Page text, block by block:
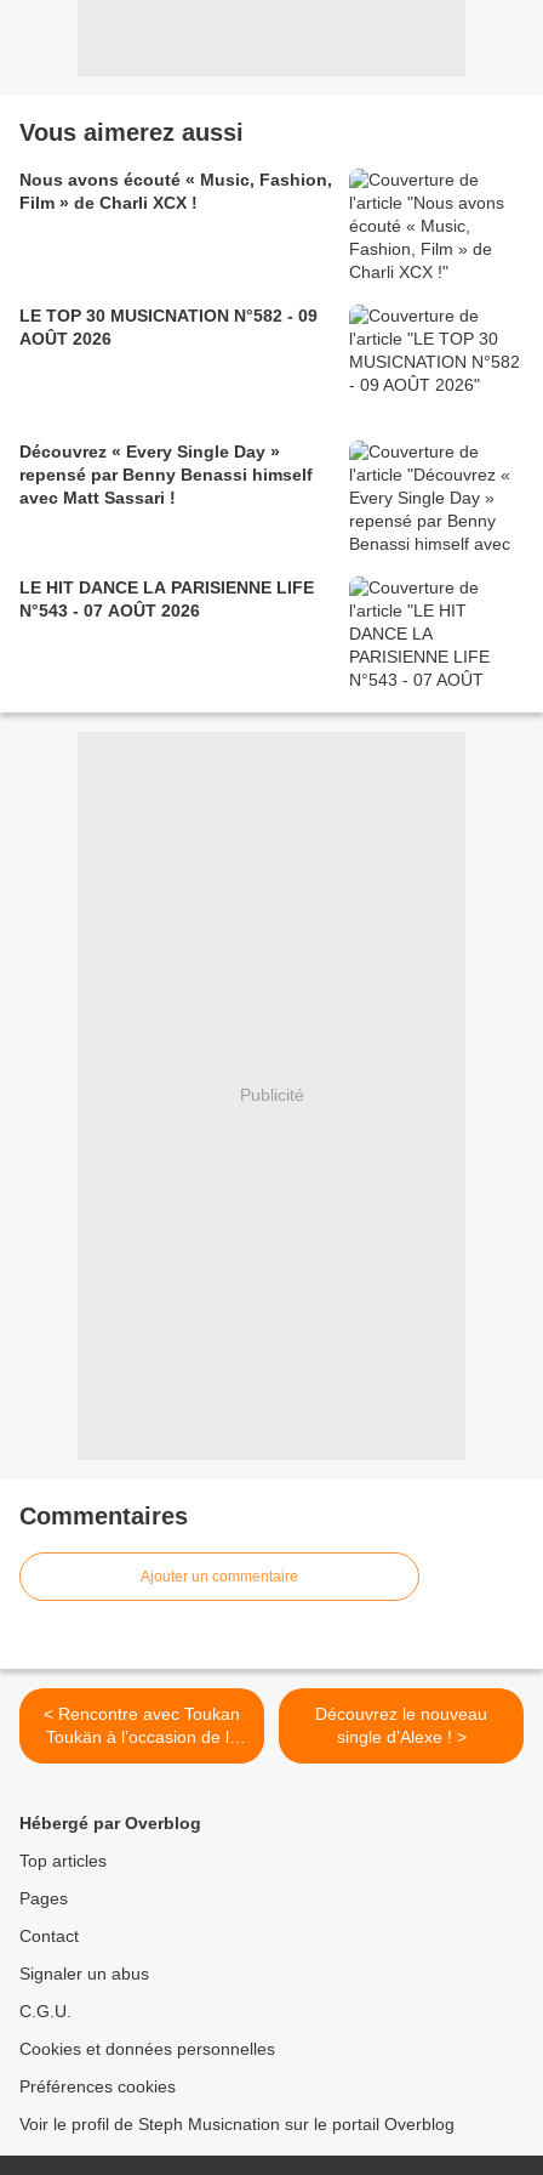
Vous aimerez aussi
Nous avons écouté « Music, Fashion,
Film » de Charli XCX !
LE TOP 30 MUSICNATION N°582 - 09
AOÛT 2026
Découvrez « Every Single Day »
repensé par Benny Benassi himself
avec Matt Sassari !
LE HIT DANCE LA PARISIENNE LIFE
N°543 - 07 AOÛT 2026
Publicité
Commentaires
Ajouter un commentaire
< Rencontre avec Toukan
Toukän à l’occasion de la
parution de leur nouvel EP !
Découvrez le nouveau
single d’Alexe ! >
Hébergé par Overblog
Top articles
Pages
Contact
Signaler un abus
C.G.U.
Cookies et données personnelles
Préférences cookies
Voir le profil de Steph Musicnation sur le portail Overblog